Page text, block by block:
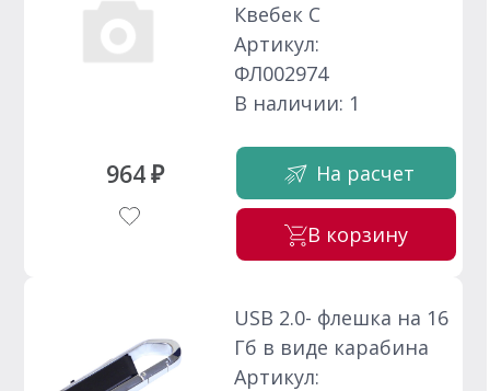
964 ₽
Квебек C
Артикул:
ФЛ002974
В наличии: 1
На расчет
В корзину
USB 2.0- флешка на 16
Гб в виде карабина
Артикул: